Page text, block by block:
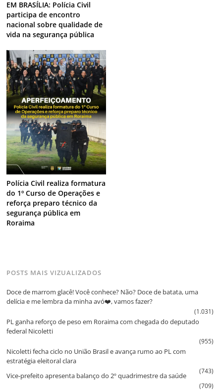
EM BRASÍLIA: Polícia Civil
participa de encontro
nacional sobre qualidade de
vida na segurança pública
Polícia Civil realiza formatura
do 1º Curso de Operações e
reforça preparo técnico da
segurança pública em
Roraima
POSTS MAIS VIZUALIZADOS
Doce de marrom glacê! Você conhece? Não? Doce de batata, uma
delícia e me lembra da minha avó❤️, vamos fazer?
(1.031)
PL ganha reforço de peso em Roraima com chegada do deputado
federal Nicoletti
(955)
Nicoletti fecha ciclo no União Brasil e avança rumo ao PL com
estratégia eleitoral clara
(743)
Vice‑prefeito apresenta balanço do 2º quadrimestre da saúde
(709)